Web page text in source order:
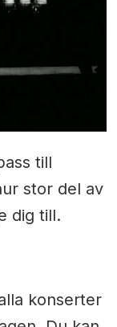
till
stor del av
dig till.
konserter